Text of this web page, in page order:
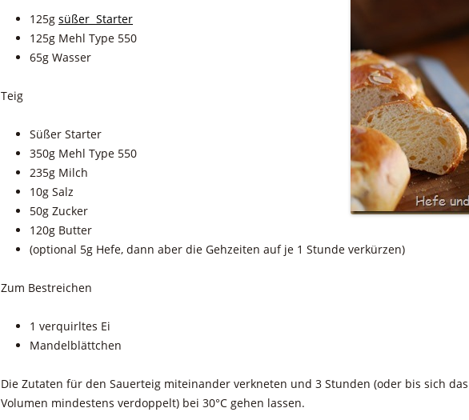
125g süßer Starter
125g Mehl Type 550
65g Wasser
Teig
Süßer Starter
350g Mehl Type 550
235g Milch
10g Salz
50g Zucker
120g Butter
(optional 5g Hefe, dann aber die Gehzeiten auf je 1 Stunde verkürzen)
Zum Bestreichen
1 verquirltes Ei
Mandelblättchen
Die Zutaten für den Sauerteig miteinander verkneten und 3 Stunden (oder bis sich das
Volumen mindestens verdoppelt) bei 30°C gehen lassen.